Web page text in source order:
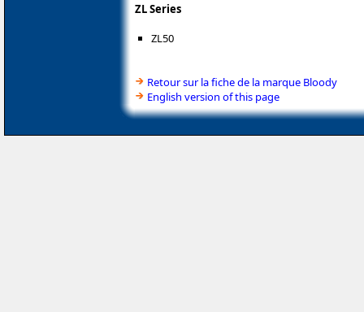
ZL Series
ZL50
Retour sur la fiche de la marque Bloody
English version of this page